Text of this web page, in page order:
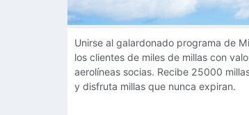
Unirse al galardonado programa de
los clientes de miles de millas con
aerolíneas socias. Recibe 25000
y disfruta millas que nunca expiran.